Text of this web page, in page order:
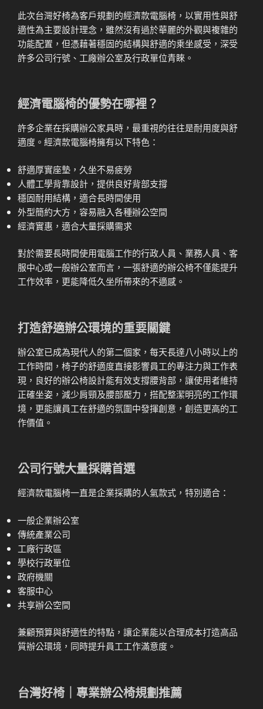
此次台灣好椅為客戶規劃的經濟款電腦椅，以實用性與舒
適性為主要設計理念，雖然沒有過於華麗的外觀與複雜的
功能配置，但憑藉著穩固的結構與舒適的乘坐感受，深受
許多公司行號、工廠辦公室及行政單位青睞。
經濟電腦椅的優勢在哪裡？
許多企業在採購辦公家具時，最重視的往往是耐用度與舒
適度。經濟款電腦椅擁有以下特色：
舒適厚實座墊，久坐不易疲勞
人體工學背靠設計，提供良好背部支撐
穩固耐用結構，適合長時間使用
外型簡約大方，容易融入各種辦公空間
經濟實惠，適合大量採購需求
對於需要長時間使用電腦工作的行政人員、業務人員、客
服中心或一般辦公室而言，一張舒適的辦公椅不僅能提升
工作效率，更能降低久坐所帶來的不適感。
打造舒適辦公環境的重要關鍵
辦公室已成為現代人的第二個家，每天長達八小時以上的
工作時間，椅子的舒適度直接影響員工的專注力與工作表
現，良好的辦公椅設計能有效支撐腰背部，讓使用者維持
正確坐姿，減少肩頸及腰部壓力，搭配整潔明亮的工作環
境，更能讓員工在舒適的氛圍中發揮創意，創造更高的工
作價值。
公司行號大量採購首選
經濟款電腦椅一直是企業採購的人氣款式，特別適合：
一般企業辦公室
傳統產業公司
工廠行政區
學校行政單位
政府機關
客服中心
共享辦公空間
兼顧預算與舒適性的特點，讓企業能以合理成本打造高品
質辦公環境，同時提升員工工作滿意度。
台灣好椅｜專業辦公椅規劃推薦